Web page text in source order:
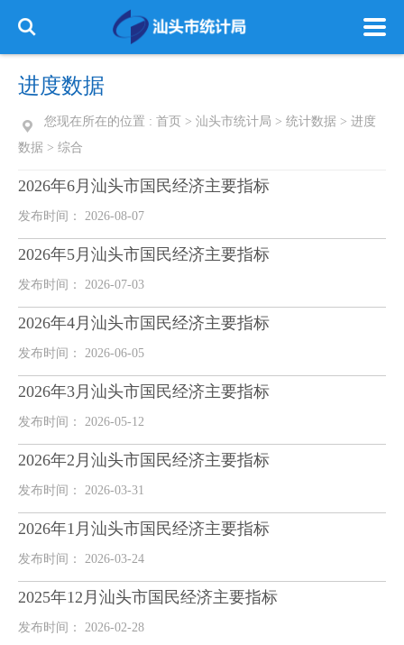
进度数据
您现在所在的位置 : 首页 > 汕头市统计局 > 统计数据 > 进度
数据 > 综合
2026年6月汕头市国民经济主要指标
发布时间： 2026-08-07
2026年5月汕头市国民经济主要指标
发布时间： 2026-07-03
2026年4月汕头市国民经济主要指标
发布时间： 2026-06-05
2026年3月汕头市国民经济主要指标
发布时间： 2026-05-12
2026年2月汕头市国民经济主要指标
发布时间： 2026-03-31
2026年1月汕头市国民经济主要指标
发布时间： 2026-03-24
2025年12月汕头市国民经济主要指标
发布时间： 2026-02-28